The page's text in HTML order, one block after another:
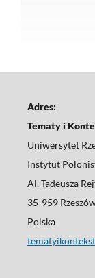
Adres:
Uniwersytet
Instytut
Al. Tadeusza
35-959
Polska